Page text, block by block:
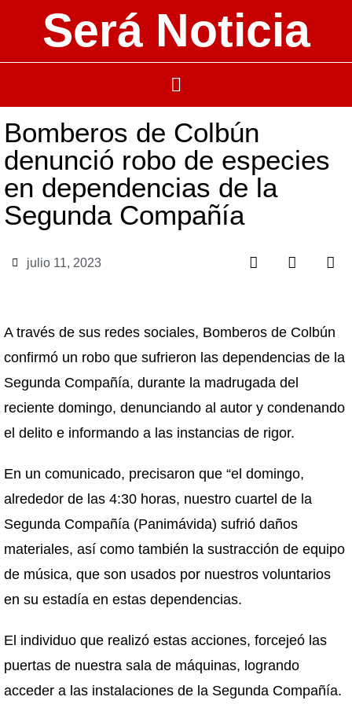
Será Noticia
Bomberos de Colbún
denunció robo de especies
en dependencias de la
Segunda Compañía
julio 11, 2023
A través de sus redes sociales, Bomberos de Colbún
confirmó un robo que sufrieron las dependencias de la
Segunda Compañía, durante la madrugada del
reciente domingo, denunciando al autor y condenando
el delito e informando a las instancias de rigor.
En un comunicado, precisaron que “el domingo,
alrededor de las 4:30 horas, nuestro cuartel de la
Segunda Compañía (Panimávida) sufrió daños
materiales, así como también la sustracción de equipo
de música, que son usados por nuestros voluntarios
en su estadía en estas dependencias.
El individuo que realizó estas acciones, forcejeó las
puertas de nuestra sala de máquinas, logrando
acceder a las instalaciones de la Segunda Compañía.